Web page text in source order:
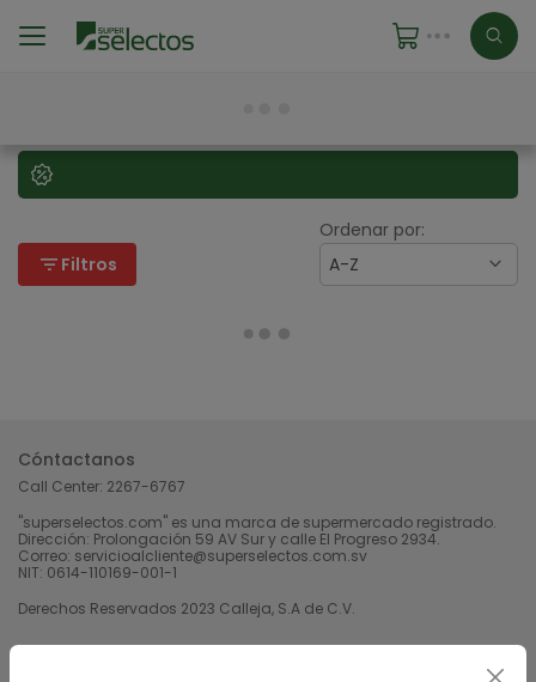
filter_list Filtros
Ordenar por:
A-Z
Cóntactanos
Call Center: 2267-6767
"superselectos.com" es una marca de supermercado registrado.
Dirección: Prolongación 59 AV Sur y calle El Progreso 2934.
Correo: servicioalcliente@superselectos.com.sv
NIT: 0614-110169-001-1
Derechos Reservados 2023 Calleja, S.A de C.V.